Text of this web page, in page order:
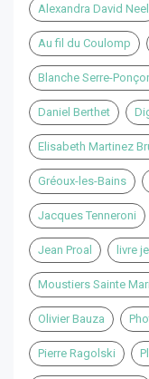
Alexandra David Neel
Au fil du Coulomp
Blanche Serre-
Daniel Berthet
Elisabeth Martinez
Gréoux-les-Bains
Jacques Tenneroni
Jean Proal livre
Moustiers Sainte
Olivier Bauza
Pierre Ragolski